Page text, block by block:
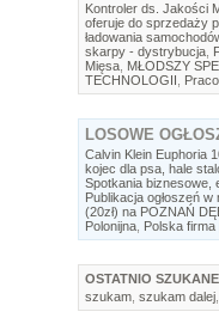
Kontroler ds. Jakości
oferuje do sprzedaży
ładowania
skarpy - dystrybucja
Mięsa MŁODSZY
TECHNOLOGII
LOSOWE
Calvin Klein Euphoria
kojec dla psa, hale
Spotkania biznesowe,
Publikacja ogłoszeń
(20zł) na POZNAŃ
Polonijna
Polska
OSTATNIO SZUKANE
szukam szukam dalej